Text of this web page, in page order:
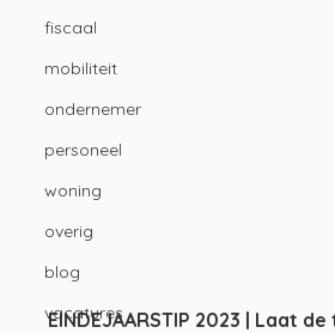
fiscaal
mobiliteit
ondernemer
personeel
woning
overig
blog
vacatures
EINDEJAARSTIP 2023 | Laat